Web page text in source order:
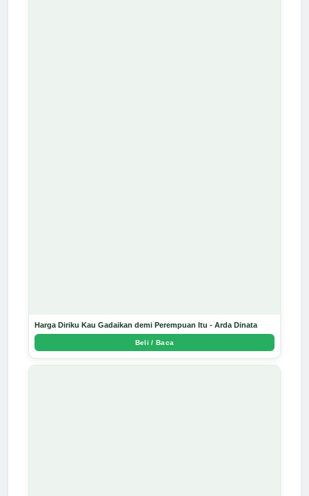
Harga Diriku Kau Gadaikan demi Perempuan Itu - Arda Dinata
Beli / Baca